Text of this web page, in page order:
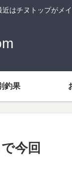
はチヌトップがメ
釣果
今回